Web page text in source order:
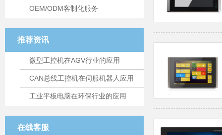
OEM/ODM客制化服务
推荐资讯
微型工控机在AGV行业的应用
CAN总线工控机在伺服机器人应用
工业平板电脑在环保行业的应用
在线客服